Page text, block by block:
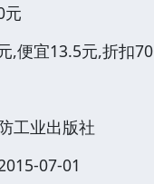
元
,便宜13.5元,折扣70
工业出版社
07-01